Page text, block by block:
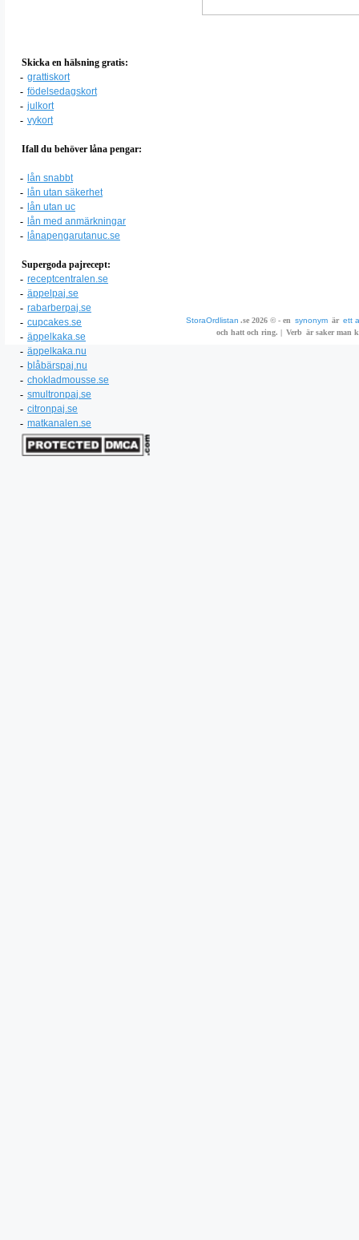
Skicka en hälsning gratis:
- grattiskort
- födelsedagskort
- julkort
- vykort
Ifall du behöver låna pengar:
- lån snabbt
- lån utan säkerhet
- lån utan uc
- lån med anmärkningar
- lånapengarutanuc.se
Supergoda pajrecept:
- receptcentralen.se
- äppelpaj.se
- rabarberpaj.se
- cupcakes.se
- äppelkaka.se
- äppelkaka.nu
- blåbärspaj.nu
- chokladmousse.se
- smultronpaj.se
- citronpaj.se
- matkanalen.se
StoraOrdlistan .se 2026 © - en synonym är ett
och hatt och ring. | Verb är saker man